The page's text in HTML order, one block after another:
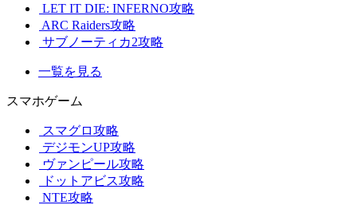
LET IT DIE: INFERNO攻略
ARC Raiders攻略
サブノーティカ2攻略
一覧を見る
スマホゲーム
スマグロ攻略
デジモンUP攻略
ヴァンピール攻略
ドットアビス攻略
NTE攻略